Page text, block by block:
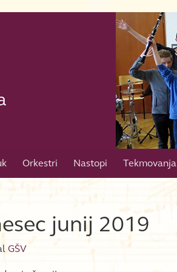
Orkestri Nastopi Tekmovanja
junij 2019
GŠV